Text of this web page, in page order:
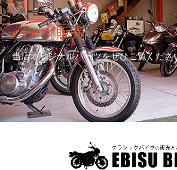
パーツ販売
当店オリジナルパーツをぜひご覧くださ